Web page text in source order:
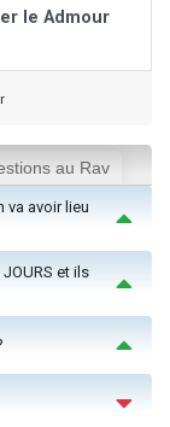
le Admour
au Rav
va avoir lieu
JOURS et ils